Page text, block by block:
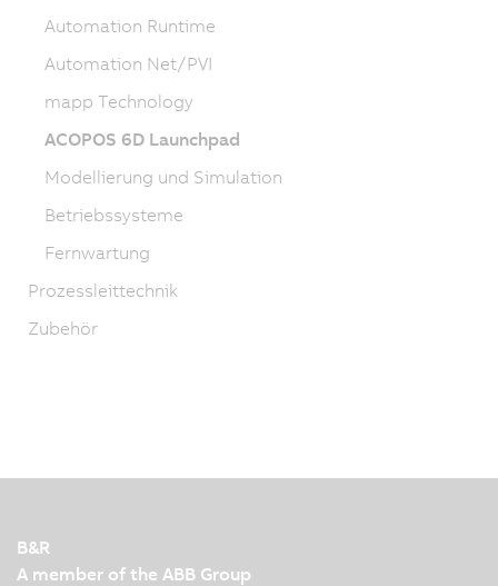
Automation Runtime
Automation Net/PVI
mapp Technology
ACOPOS 6D Launchpad
Modellierung und Simulation
Betriebssysteme
Fernwartung
Prozessleittechnik
Zubehör
B&R
A member of the ABB Group